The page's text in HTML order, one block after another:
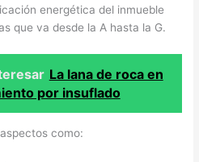
energética del inmueble
que va desde la A hasta la G.
La lana de roca en
por insuflado
como: